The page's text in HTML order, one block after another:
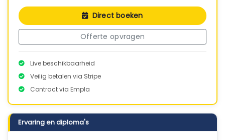
Direct boeken
Offerte opvragen
Live beschikbaarheid
Veilig betalen via Stripe
Contract via Empla
Ervaring en diploma's